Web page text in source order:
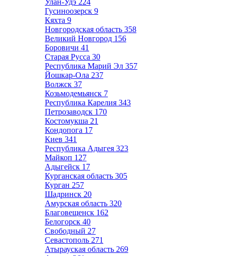
Улан-Удэ 224
Гусиноозерск 9
Кяхта 9
Новгородская область 358
Великий Новгород 156
Боровичи 41
Старая Русса 30
Республика Марий Эл 357
Йошкар-Ола 237
Волжск 37
Козьмодемьянск 7
Республика Карелия 343
Петрозаводск 170
Костомукша 21
Кондопога 17
Киев 341
Республика Адыгея 323
Майкоп 127
Адыгейск 17
Курганская область 305
Курган 257
Шадринск 20
Амурская область 320
Благовещенск 162
Белогорск 40
Свободный 27
Севастополь 271
Атырауская область 269